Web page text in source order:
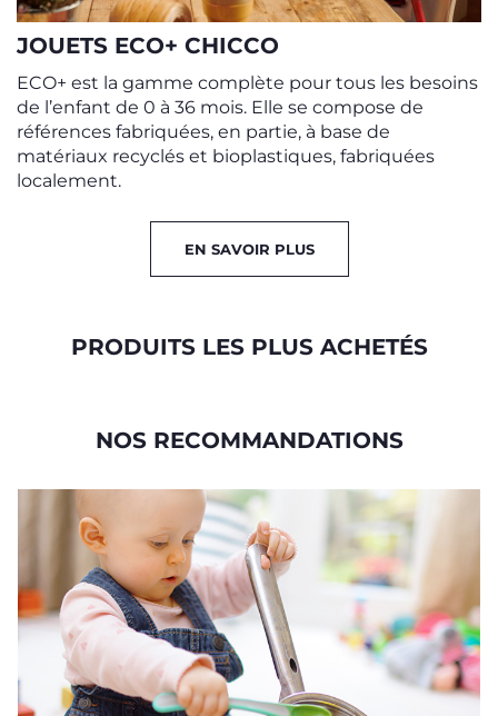
JOUETS ECO+ CHICCO
ECO+ est la gamme complète pour tous les besoins
de l’enfant de 0 à 36 mois. Elle se compose de
références fabriquées, en partie, à base de
matériaux recyclés et bioplastiques, fabriquées
localement.
EN SAVOIR PLUS
PRODUITS LES PLUS ACHETÉS
NOS RECOMMANDATIONS